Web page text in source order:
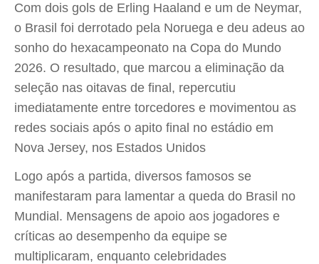
Com dois gols de Erling Haaland e um de Neymar,
o Brasil foi derrotado pela Noruega e deu adeus ao
sonho do hexacampeonato na Copa do Mundo
2026. O resultado, que marcou a eliminação da
seleção nas oitavas de final, repercutiu
imediatamente entre torcedores e movimentou as
redes sociais após o apito final no estádio em
Nova Jersey, nos Estados Unidos
Logo após a partida, diversos famosos se
manifestaram para lamentar a queda do Brasil no
Mundial. Mensagens de apoio aos jogadores e
críticas ao desempenho da equipe se
multiplicaram, enquanto celebridades